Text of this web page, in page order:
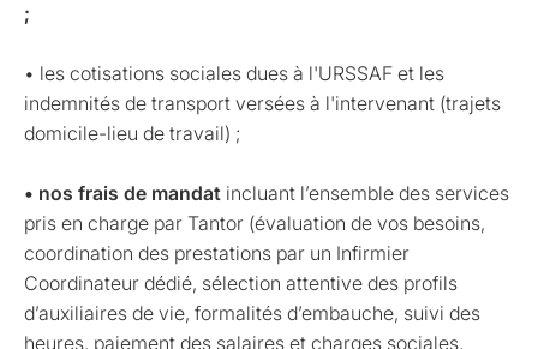
;
• les cotisations sociales dues à l'URSSAF et les
indemnités de transport versées à l'intervenant (trajets
domicile-lieu de travail) ;
• nos frais de mandat incluant l’ensemble des services
pris en charge par Tantor (évaluation de vos besoins,
coordination des prestations par un Infirmier
Coordinateur dédié, sélection attentive des profils
d’auxiliaires de vie, formalités d’embauche, suivi des
heures, paiement des salaires et charges sociales,